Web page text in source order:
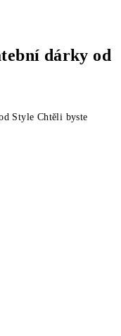
dárky od
Style Chtěli byste